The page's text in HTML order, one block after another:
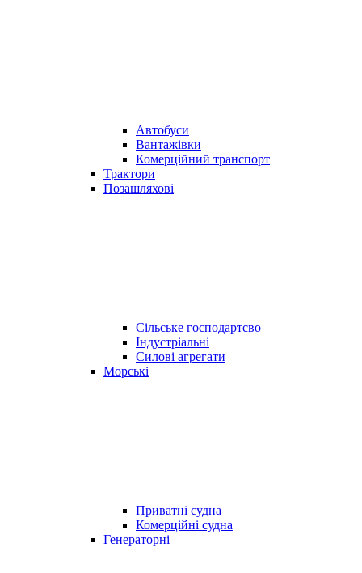
Автобуси
Вантажівки
Комерційний транспорт
Трактори
Позашляхові
Сільське господартсво
Індустріальні
Силові агрегати
Морські
Приватні судна
Комерційні судна
Генераторні